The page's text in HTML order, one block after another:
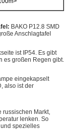
BAKO P12.8 SMD
Anschlagtafel
ist IP54. Es gibt
es großen Regen gibt.
eingekapselt
also ist der
russischen Markt,
lenken. So
spezielles